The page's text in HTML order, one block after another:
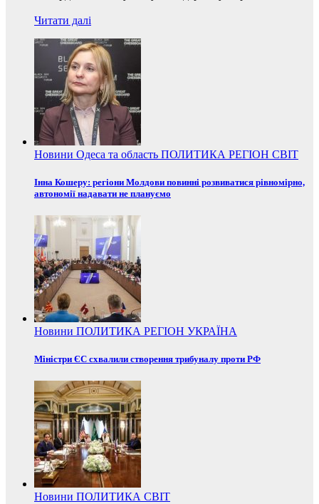
Читати далі
Новини Одеса та область ПОЛИТИКА РЕГІОН СВІТ
Інна Кошеру: регіони Молдови повинні розвиватися рівномірно,
автономії надавати не плануємо
Новини ПОЛИТИКА РЕГІОН УКРАЇНА
Міністри ЄС схвалили створення трибуналу проти РФ
Новини ПОЛИТИКА СВІТ